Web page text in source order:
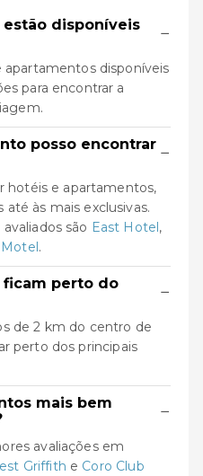
disponíveis
−
disponíveis
para encontrar a
posso encontrar −
hotéis e apartamentos,
às mais exclusivas.
são East Hotel,
Motel.
ficam perto do
−
de 2 km do centro de
perto dos principais
mais bem
−
avaliações em
Griffith e Coro Club